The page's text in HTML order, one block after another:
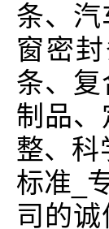
条、
窗密
条、
制品
整、科
标准_
司的